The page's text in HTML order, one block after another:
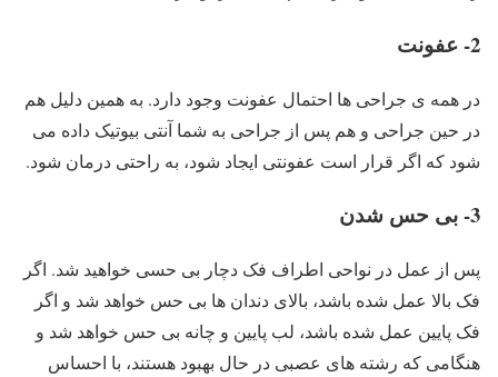
2- عفونت
در همه ی جراحی ها احتمال عفونت وجود دارد. به همین دلیل هم
در حین جراحی و هم پس از جراحی به شما آنتی بیوتیک داده می
شود که اگر قرار است عفونتی ایجاد شود، به راحتی درمان شود.
3- بی حس شدن
پس از عمل در نواحی اطراف فک دچار بی حسی خواهید شد. اگر
فک بالا عمل شده باشد، بالای دندان ها بی حس خواهد شد و اگر
فک پایین عمل شده باشد، لب پایین و چانه بی حس خواهد شد و
هنگامی که رشته های عصبی در حال بهبود هستند، با احساس